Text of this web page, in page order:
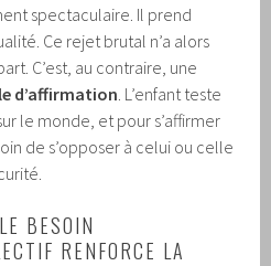
spectaculaire. Il prend
Ce rejet brutal n’a alors
C’est, au contraire, une
d’affirmation . L’enfant teste
le monde, et pour s’affirmer
de s’opposer à celui ou celle
BESOIN
RENFORCE LA